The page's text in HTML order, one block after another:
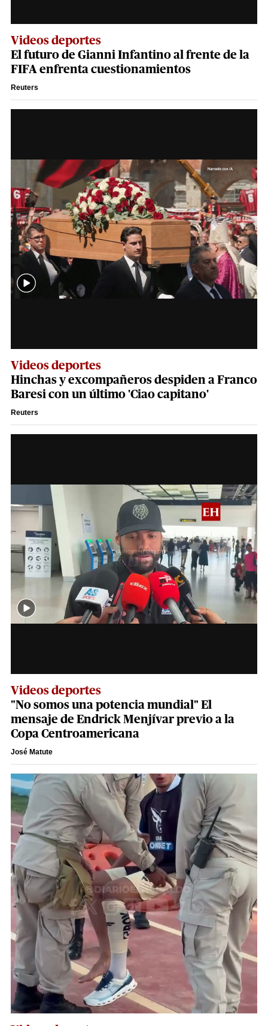
Videos deportes
El futuro de Gianni Infantino al frente de la
FIFA enfrenta cuestionamientos
Reuters
Videos deportes
Hinchas y excompañeros despiden a Franco
Baresi con un último 'Ciao capitano'
Reuters
Videos deportes
"No somos una potencia mundial" El
mensaje de Endrick Menjívar previo a la
Copa Centroamericana
José Matute